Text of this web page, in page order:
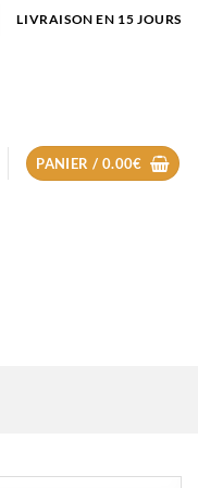
LIVRAISON EN 15 JOURS
PANIER / 0.00€